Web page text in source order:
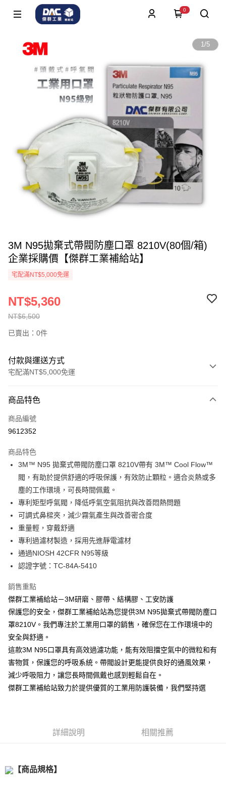
0
1/5
3M N95拋棄式帶閥防塵口罩 8210V(80個/箱)
企業採購價【傑群工業補給站】
宅配滿NT$5,000免運
NT$6,500
NT$5,360
已賣出：0件
付款與運送方式
宅配滿NT$5,000免運
信用卡一次付款
超商取貨付款
Apple Pay
街口支付
運送方式
每筆NT$60
付款後全家取貨
每筆NT$60
7-11取貨付款
每筆NT$60
付款後7-11取貨
每筆NT$60
新竹物流(大件商品、貨量較大)
每筆NT$200，滿NT$5,000(含以上)免運費
商品特色
商品編號
9612352
商品特色
3M™ N95 拋棄式帶閥防塵口罩 8210V帶有 3M™ Cool Flow™
閥，有助於提供舒適的呼吸保護，有效防止顆粒。適合炎熱或多
塵的工作環境，可長時間佩戴。
專利矩型呼氣閥，降低呼氣空氣阻抗與改善悶熱問題
可調式鼻樑夾，減少霧氣產生與改善密合度
重量輕，穿戴舒適
專利過濾材製造，採用先進靜電濾材
通過NIOSH 42CFR N95等級
認證字號：TC-84A-5410
銷售重點
傑群工業補給站－3M研磨、膠帶、結構膠、工安防護
保護您的安全，傑群工業補給站為您提供3M N95拋棄式帶閥防塵口
罩8210V。我們專注於工業用口罩的銷售，確保您在工作環境中的
安全與舒適。
這款3M N95口罩具有高效過濾功能，能有效阻擋空氣中的微粒和有
害物質，保護您的呼吸系統。帶閥設計更能提供良好的通風效果，
減少呼吸阻力，讓您長時間佩戴也感到輕鬆自在。
傑群工業補給站致力於提供優質的工業用防護裝備，我們堅持選
詳細說明 相關推薦
【商品規格】